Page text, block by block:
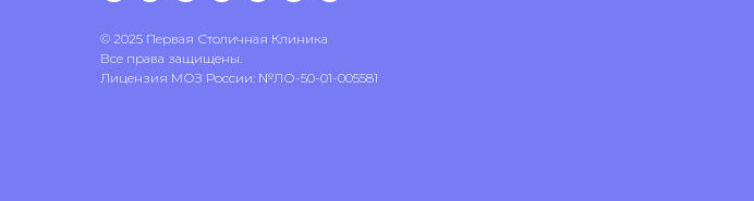
© 2025 Первая Столичная Клиника
Все права защищены.
Лицензия МОЗ России: №ЛО-50-01-005581